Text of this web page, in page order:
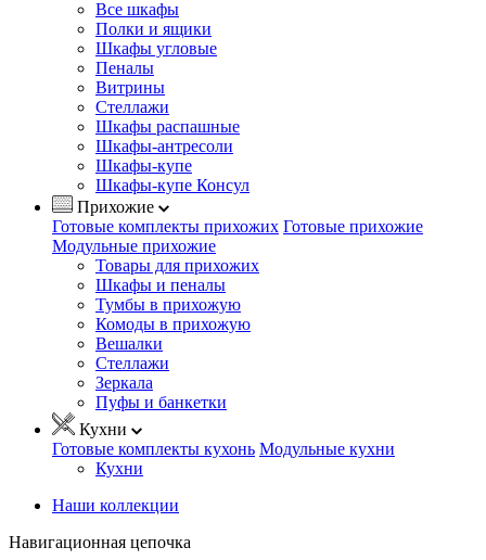
Все шкафы
Полки и ящики
Шкафы угловые
Пеналы
Витрины
Стеллажи
Шкафы распашные
Шкафы-антресоли
Шкафы-купе
Шкафы-купе Консул
Прихожие
Готовые комплекты прихожих Готовые прихожие
Модульные прихожие
Товары для прихожих
Шкафы и пеналы
Тумбы в прихожую
Комоды в прихожую
Вешалки
Стеллажи
Зеркала
Пуфы и банкетки
Кухни
Готовые комплекты кухонь Модульные кухни
Кухни
Наши коллекции
Навигационная цепочка